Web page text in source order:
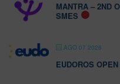
MANTRA – 2ND
SMES
AGO 07 2026
EUDOROS